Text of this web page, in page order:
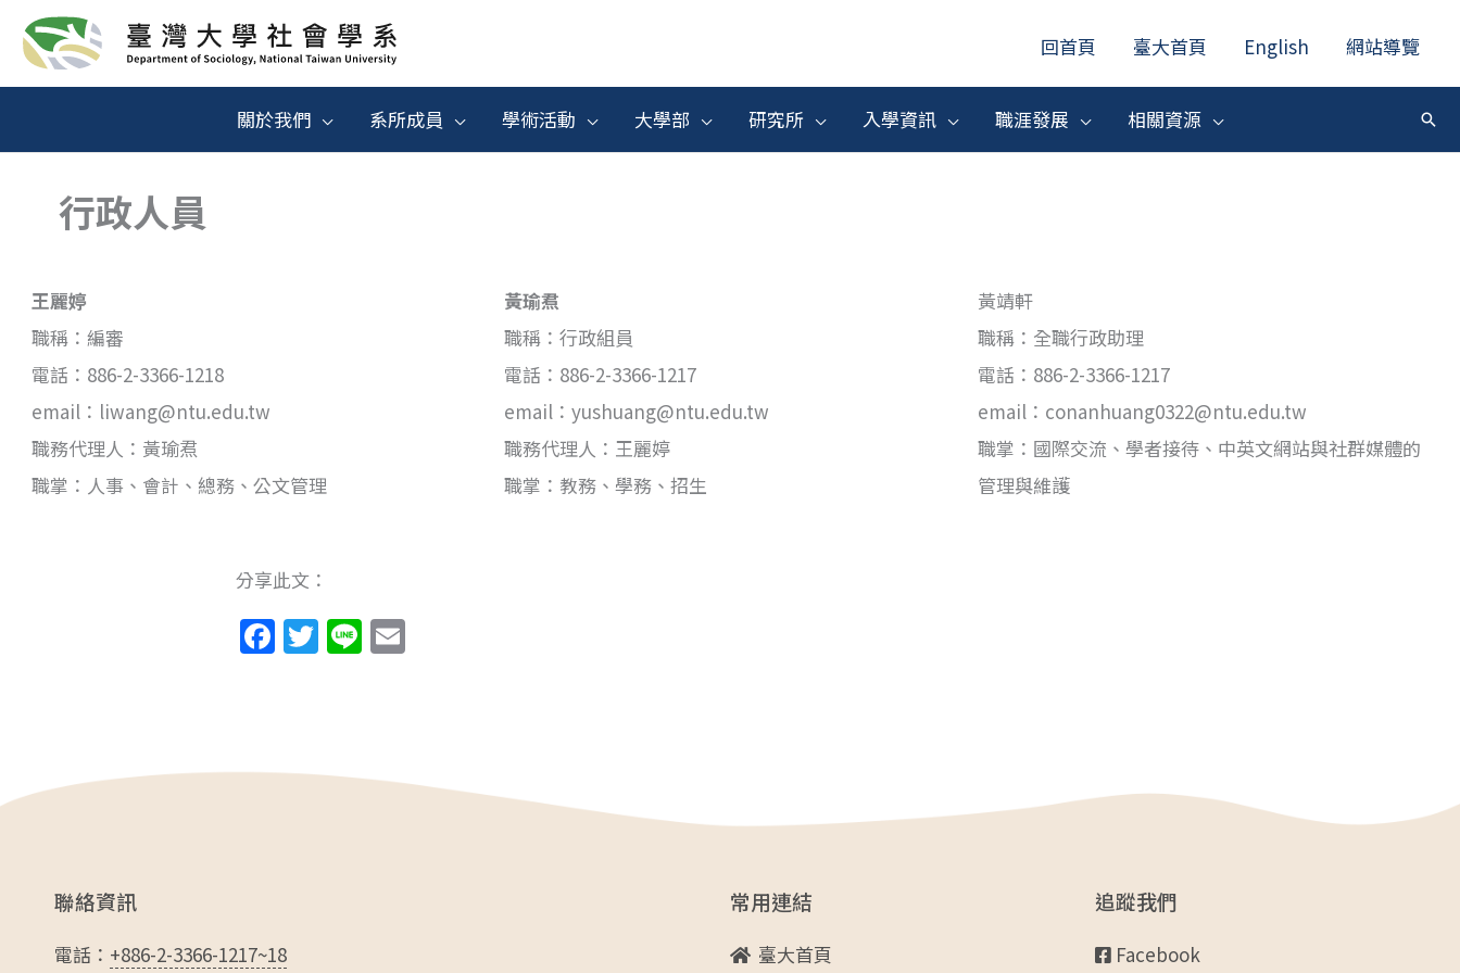
主
回首頁 臺大首頁 English 網站導覽
關於我們 系所成員 學術活動 大學部 研究所 入學資訊 職涯發展 相關資源
搜
尋
行政人員
王麗婷
職稱：編審
電話：886-2-3366-1218
email：liwang@ntu.edu.tw
職務代理人：黃瑜焄
職掌：人事、會計、總務、公文管理
黃瑜焄
職稱：行政組員
電話：886-2-3366-1217
email：yushuang@ntu.edu.tw
職務代理人：王麗婷
職掌：教務、學務、招生
黃靖軒
職稱：全職行政助理
電話：886-2-3366-1217
email：conanhuang0322@ntu.edu.tw
職掌：國際交流、學者接待、中英文網站與社群媒體的
管理與維護
分享此文：
F
a
b
T
w
Li
n
聯絡資訊
電話： +886-2-3366-1217~18
常用連結
臺大首頁
追蹤我們
Facebook